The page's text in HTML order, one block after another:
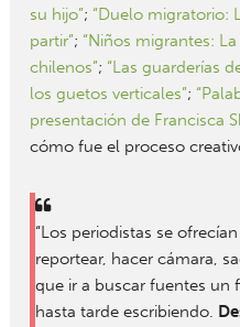
su hijo”; “Duelo migratorio:
partir”; “Niños migrantes:
chilenos”; “Las guarderías
los guetos verticales”;
presentación de Francisca
cómo fue el proceso
“Los periodistas se
reportear, hacer cámara,
que ir a buscar fuentes un
hasta tarde escribiendo.